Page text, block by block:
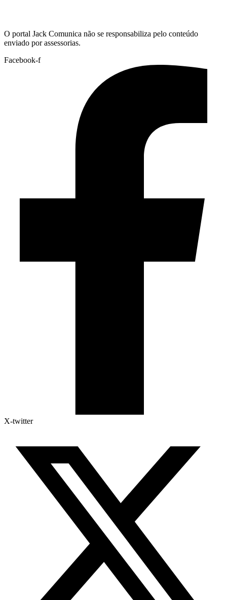
O portal Jack Comunica não se responsabiliza pelo conteúdo
enviado por assessorias.
Facebook-f
X-twitter